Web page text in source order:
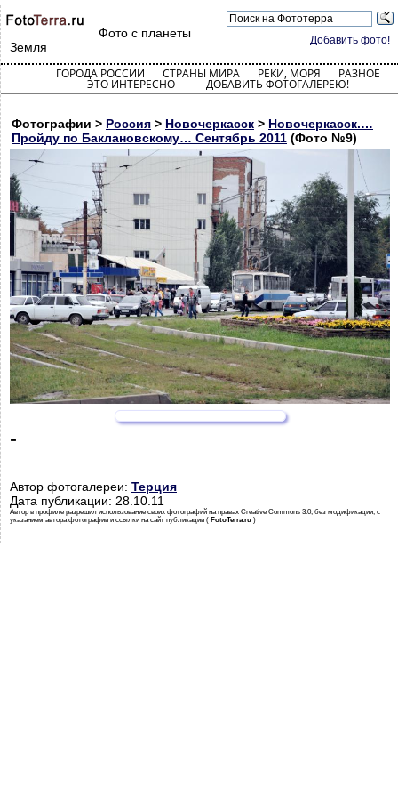
Добавить фото!
Фото с планеты
Земля
ГОРОДА РОССИИ СТРАНЫ МИРА РЕКИ, МОРЯ РАЗНОЕ
ЭТО ИНТЕРЕСНО ДОБАВИТЬ ФОТОГАЛЕРЕЮ!
Фотографии > Россия > Новочеркасск > Новочеркасск.…
Пройду по Баклановскому… Сентябрь 2011 (Фото №9)
-
Автор фотогалереи: Терция
Дата публикации: 28.10.11
Автор в профиле разрешил использование своих фотографий на правах Creative Commons 3.0, без модификации, с
указанием автора фотографии и ссылки на сайт публикации ( FotoTerra.ru )